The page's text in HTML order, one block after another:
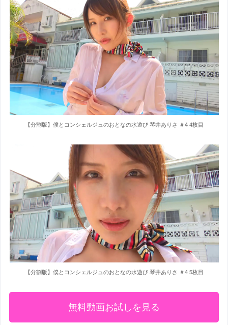
【分割版】僕とコンシェルジュのおとなの水遊び 琴井ありさ ＃4 4枚目
【分割版】僕とコンシェルジュのおとなの水遊び 琴井ありさ ＃4 5枚目
無料動画お試しを見る